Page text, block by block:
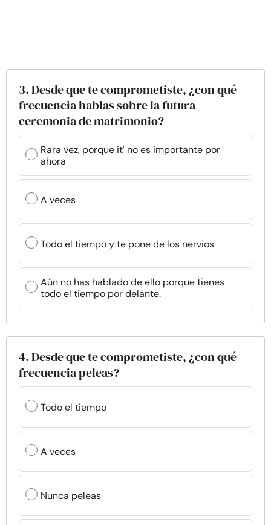
3. Desde que te comprometiste, ¿con qué
frecuencia hablas sobre la futura
ceremonia de matrimonio?
Rara vez, porque it' no es importante por
ahora
A veces
Todo el tiempo y te pone de los nervios
Aún no has hablado de ello porque tienes
todo el tiempo por delante.
4. Desde que te comprometiste, ¿con qué
frecuencia peleas?
Todo el tiempo
A veces
Nunca peleas